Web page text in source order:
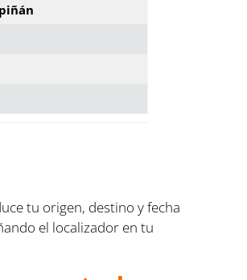
tu origen, destino y fecha
el localizador en tu